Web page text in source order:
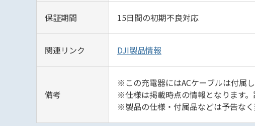
保証期間 15日間の初期不良対応
関連リンク DJI製品情報
備考
※この充電器にはACケーブルは付属し
※仕様は掲載時点の情報となります
※製品の仕様・付属品などは予告なく